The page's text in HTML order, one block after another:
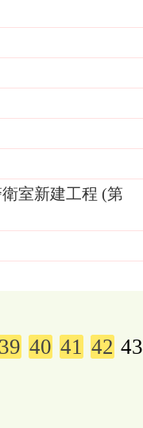
室新建工程 (第
39 40 41 42 43